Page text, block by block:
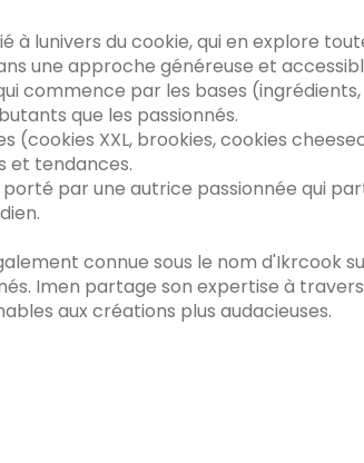
à lunivers du cookie, qui en explore
une approche généreuse et
commence par les bases
que les passionnés.
XXL, brookies, cookies
et tendances.
par une autrice passionnée qui
connue sous le nom d'Ikrcook
Imen partage son expertise à
aux créations plus audacieuses.